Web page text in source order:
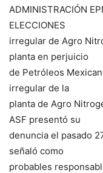
ADMINISTRACIÓN
ELECCIONES
irregular de Agro
planta en perjuicio
de Petróleos
irregular de la
planta de Agro
ASF presentó su
denuncia el pasado
señaló como
probables